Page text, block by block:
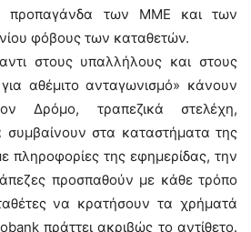
προπαγάνδα των ΜΜΕ και των
φόβους των καταθετών.
στους υπαλλήλους και στους
αθέμιτο ανταγωνισμό» κάνουν
Δρόμο, τραπεζικά στελέχη,
συμβαίνουν στα καταστήματα της
πληροφορίες της εφημερίδας, την
προσπαθούν με κάθε τρόπο
να κρατήσουν τα χρήματά
πράττει ακριβώς το αντίθετο.